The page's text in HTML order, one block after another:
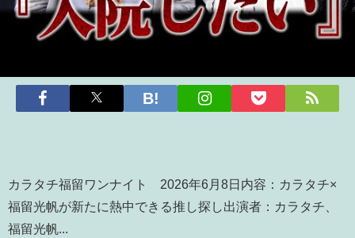
カラタチ福留ワンナイト 2026年6月8日内容：カラタチ×
福留光帆が新たに熱中できる推し探し出演者：カラタチ、
福留光帆...